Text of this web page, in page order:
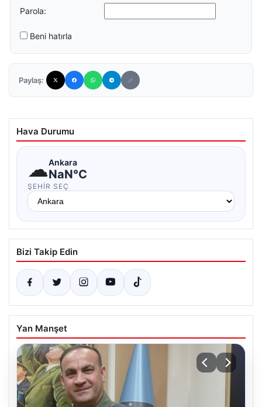
Parola:
Beni hatırla
Paylaş:
Hava Durumu
☁Ankara
NaN°C
ŞEHIR SEÇ
Bizi Takip Edin
Yan Manşet